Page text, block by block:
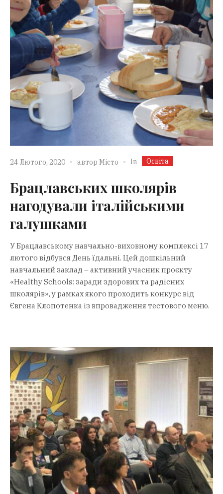
24 Лютого, 2020 автор Місто In Освіта
Брацлавських школярів
нагодували італійськими
галушками
У Брацлавському навчально-виховному комплексі 17
лютого відбувся День їдальні. Цей дошкільний
навчальний заклад – активний учасник проєкту
«Healthy Schools: заради здорових та радісних
школярів», у рамках якого проходить конкурс від
Євгена Клопотенка із впровадження тестового меню.